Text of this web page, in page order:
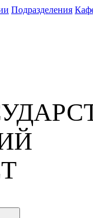
Подразделения